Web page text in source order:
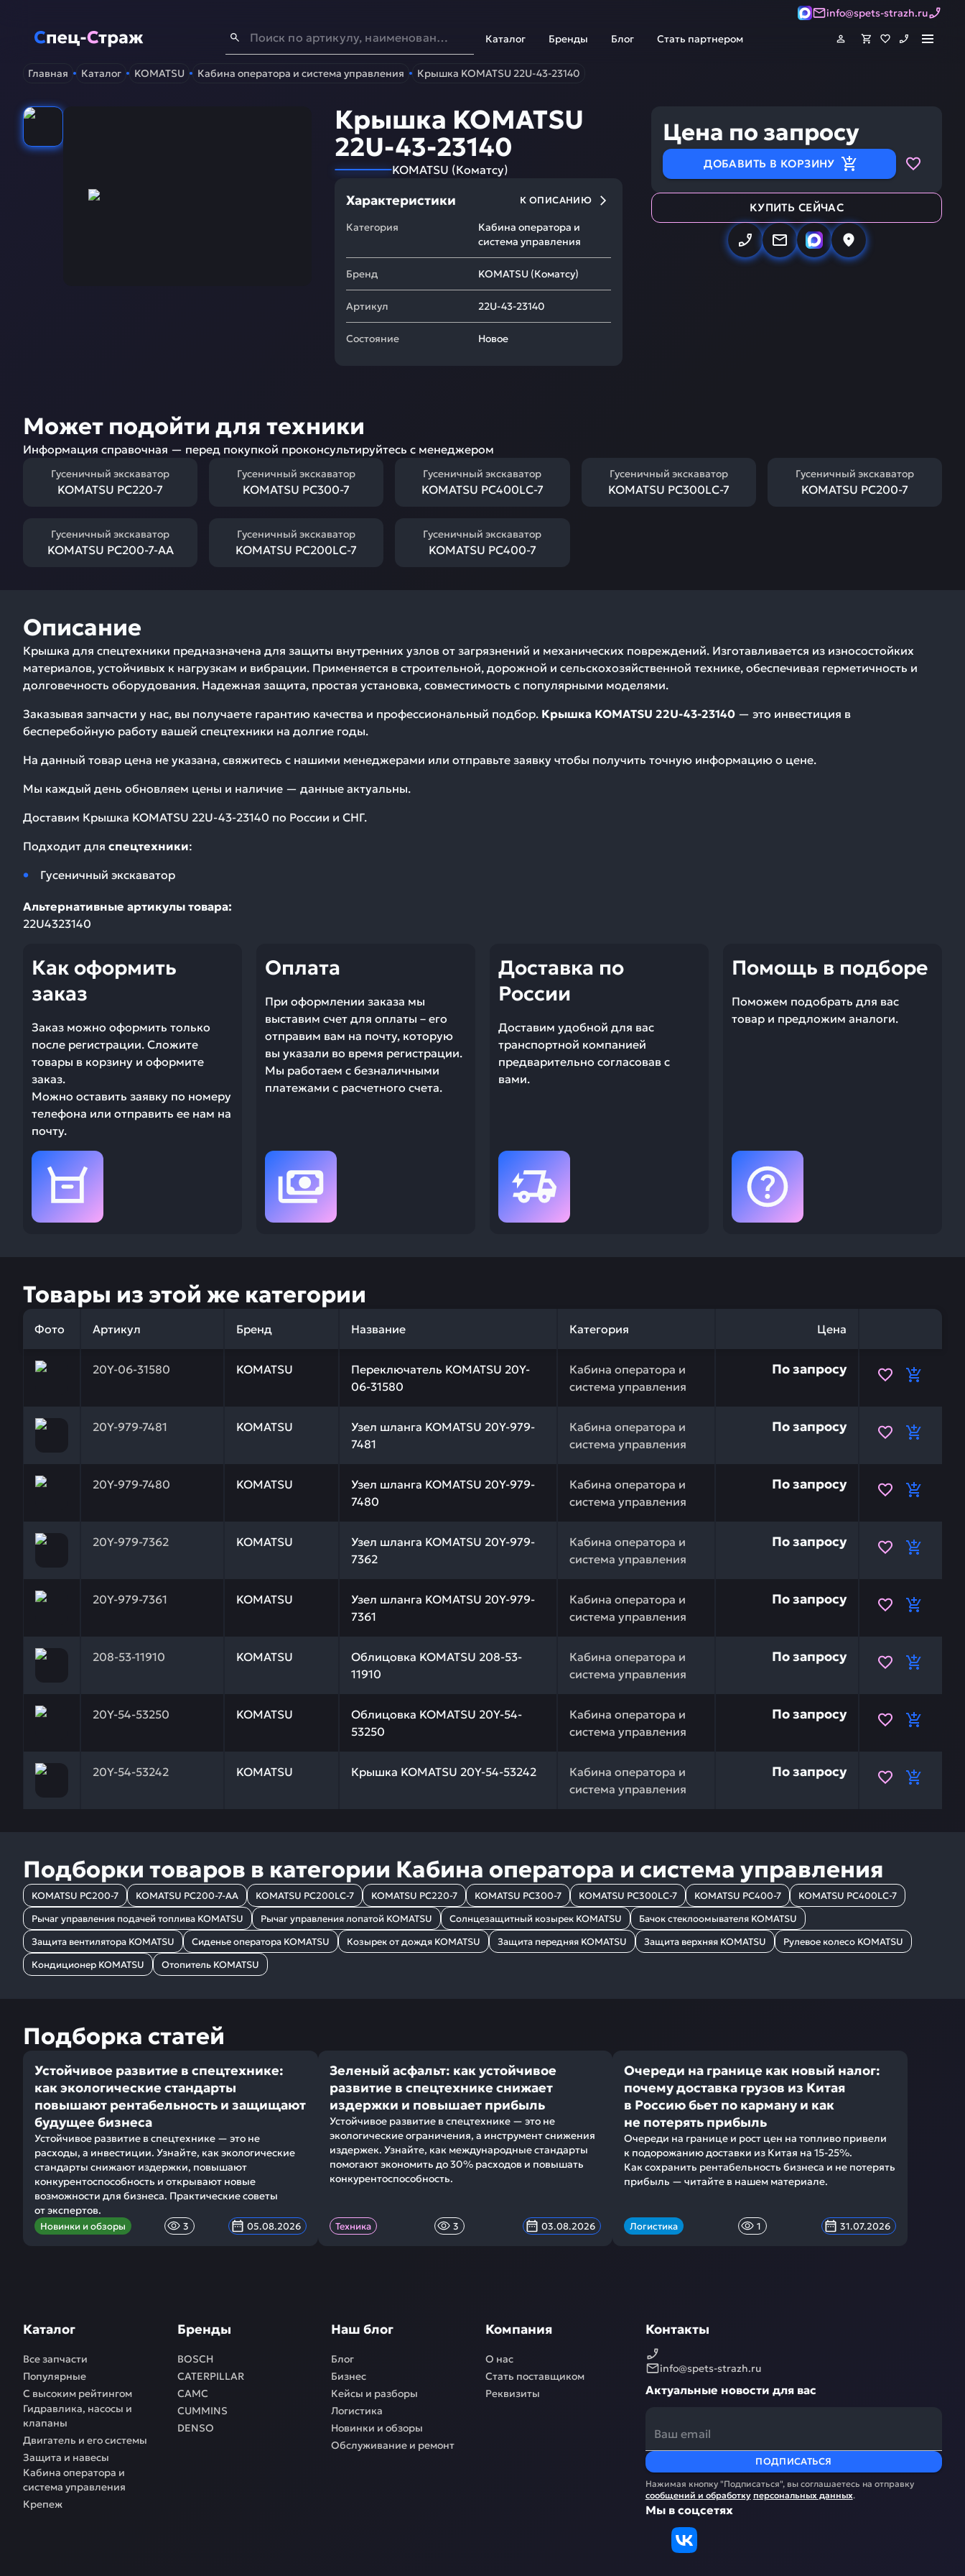
info@spets-strazh.ru
Спец-Страж - Запчасти для спецтехники
Каталог Бренды Блог Стать партнером
Главная Каталог KOMATSU Кабина оператора и система управления Крышка KOMATSU 22U-43-23140
Крышка KOMATSU
22U-43-23140
KOMATSU (Коматсу)
Характеристики К ОПИСАНИЮ
Категория
Кабина оператора и
система управления
Бренд KOMATSU (Коматсу)
Артикул 22U-43-23140
Состояние Новое
Цена по запросу
ДОБАВИТЬ В КОРЗИНУ
КУПИТЬ СЕЙЧАС
Может подойти для техники
Информация справочная — перед покупкой проконсультируйтесь с менеджером
Гусеничный экскаватор
KOMATSU PC220-7
Гусеничный экскаватор
KOMATSU PC300-7
Гусеничный экскаватор
KOMATSU PC400LC-7
Гусеничный экскаватор
KOMATSU PC300LC-7
Гусеничный экскаватор
KOMATSU PC200-7
Гусеничный экскаватор
KOMATSU PC200-7-AA
Гусеничный экскаватор
KOMATSU PC200LC-7
Гусеничный экскаватор
KOMATSU PC400-7
Описание
Крышка для спецтехники предназначена для защиты внутренних узлов от загрязнений и механических повреждений. Изготавливается из износостойких
материалов, устойчивых к нагрузкам и вибрации. Применяется в строительной, дорожной и сельскохозяйственной технике, обеспечивая герметичность и
долговечность оборудования. Надежная защита, простая установка, совместимость с популярными моделями.
Заказывая запчасти у нас, вы получаете гарантию качества и профессиональный подбор. Крышка KOMATSU 22U-43-23140 — это инвестиция в
бесперебойную работу вашей спецтехники на долгие годы.
На данный товар цена не указана, свяжитесь с нашими менеджерами или отправьте заявку чтобы получить точную информацию о цене.
Мы каждый день обновляем цены и наличие — данные актуальны.
Доставим Крышка KOMATSU 22U-43-23140 по России и СНГ.
Подходит для спецтехники:
Гусеничный экскаватор
Альтернативные артикулы товара:
22U4323140
Как оформить
заказ
Заказ можно оформить только
после регистрации. Сложите
товары в корзину и оформите
заказ.
Можно оставить заявку по номеру
телефона или отправить ее нам на
почту.
Оплата
При оформлении заказа мы
выставим счет для оплаты – его
отправим вам на почту, которую
вы указали во время регистрации.
Мы работаем с безналичными
платежами с расчетного счета.
Доставка по
России
Доставим удобной для вас
транспортной компанией
предварительно согласовав с
вами.
Помощь в подборе
Поможем подобрать для вас
товар и предложим аналоги.
Товары из этой же категории
Фото Артикул Бренд Название Категория Цена
20Y-06-31580 KOMATSU
Переключатель KOMATSU 20Y-
06-31580
Кабина оператора и
система управления
Заказывая запчасти у нас, вы получаете гарантию качества и профессиональный подбор. Переключатель KOMATSU 20Y-06-31580 — это инвестиция в
По запросу
20Y-979-7481 KOMATSU
Узел шланга KOMATSU 20Y-979-
7481
Кабина оператора и
система управления
Заказывая запчасти у нас, вы получаете гарантию качества и профессиональный подбор. Узел шланга KOMATSU 20Y-979-7481 — это инвестиция в
По запросу
20Y-979-7480 KOMATSU
Узел шланга KOMATSU 20Y-979-
7480
Кабина оператора и
система управления
Заказывая запчасти у нас, вы получаете гарантию качества и профессиональный подбор. Узел шланга KOMATSU 20Y-979-7480 — это инвестиция в
По запросу
20Y-979-7362 KOMATSU
Узел шланга KOMATSU 20Y-979-
7362
Кабина оператора и
система управления
Заказывая запчасти у нас, вы получаете гарантию качества и профессиональный подбор. Узел шланга KOMATSU 20Y-979-7362 — это инвестиция в
По запросу
20Y-979-7361 KOMATSU
Узел шланга KOMATSU 20Y-979-
7361
Кабина оператора и
система управления
Заказывая запчасти у нас, вы получаете гарантию качества и профессиональный подбор. Узел шланга KOMATSU 20Y-979-7361 — это инвестиция в
По запросу
208-53-11910 KOMATSU
Облицовка KOMATSU 208-53-
11910
Кабина оператора и
система управления
Заказывая запчасти у нас, вы получаете гарантию качества и профессиональный подбор. Облицовка KOMATSU 208-53-11910 — это инвестиция в
По запросу
20Y-54-53250 KOMATSU
Облицовка KOMATSU 20Y-54-
53250
Кабина оператора и
система управления
Заказывая запчасти у нас, вы получаете гарантию качества и профессиональный подбор. Облицовка KOMATSU 20Y-54-53250 — это инвестиция в
По запросу
20Y-54-53242 KOMATSU Крышка KOMATSU 20Y-54-53242
Кабина оператора и
система управления
Заказывая запчасти у нас, вы получаете гарантию качества и профессиональный подбор. Крышка KOMATSU 20Y-54-53242 — это инвестиция в
По запросу
Подборки товаров в категории Кабина оператора и система управления
KOMATSU PC200-7 KOMATSU PC200-7-AA KOMATSU PC200LC-7 KOMATSU PC220-7 KOMATSU PC300-7 KOMATSU PC300LC-7 KOMATSU PC400-7
KOMATSU PC400LC-7
Рычаг управления подачей топлива KOMATSU
Рычаг управления лопатой KOMATSU Солнцезащитный козырек KOMATSU
Бачок стеклоомывателя KOMATSU
Защита вентилятора KOMATSU
Сиденье оператора KOMATSU Козырек от дождя KOMATSU Защита передняя KOMATSU Защита верхняя KOMATSU
Рулевое колесо KOMATSU
Кондиционер KOMATSU
Отопитель KOMATSU
Подборка статей
Устойчивое развитие в спецтехнике:
как экологические стандарты
повышают рентабельность и защищают
будущее бизнеса
Устойчивое развитие в спецтехнике — это не
расходы, а инвестиции. Узнайте, как экологические
стандарты снижают издержки, повышают
конкурентоспособность и открывают новые
возможности для бизнеса. Практические советы
от экспертов.
Новинки и обзоры 3 05.08.2026
Зеленый асфальт: как устойчивое
развитие в спецтехнике снижает
издержки и повышает прибыль
Устойчивое развитие в спецтехнике — это не
экологические ограничения, а инструмент снижения
издержек. Узнайте, как международные стандарты
помогают экономить до 30% расходов и повышать
конкурентоспособность.
Техника 3 03.08.2026
Очереди на границе как новый налог:
почему доставка грузов из Китая
в Россию бьет по карману и как
не потерять прибыль
Очереди на границе и рост цен на топливо привели
к подорожанию доставки из Китая на 15-25%.
Как сохранить рентабельность бизнеса и не потерять
прибыль — читайте в нашем материале.
Логистика 1 31.07.2026
Каталог
Все запчасти
Популярные
С высоким рейтингом
Гидравлика, насосы и
клапаны
Двигатель и его системы
Защита и навесы
Кабина оператора и
система управления
Крепеж
Бренды
BOSCH
CATERPILLAR
CAMC
CUMMINS
DENSO
Наш блог
Блог
Бизнес
Кейсы и разборы
Логистика
Новинки и обзоры
Обслуживание и ремонт
Компания
О нас
Стать поставщиком
Реквизиты
Контакты
info@spets-strazh.ru
Актуальные новости для вас
ПОДПИСАТЬСЯ
Нажимая кнопку "Подписаться", вы соглашаетесь на отправку
сообщений и обработку персональных данных.
Мы в соцсетях